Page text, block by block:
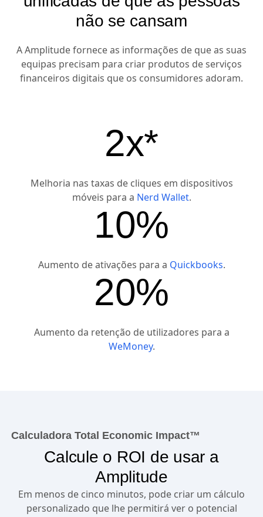
não se cansam
A Amplitude fornece as informações de que as suas
equipas precisam para criar produtos de serviços
financeiros digitais que os consumidores adoram.
2x*
Melhoria nas taxas de cliques em dispositivos
móveis para a Nerd Wallet.
10%
Aumento de ativações para a Quickbooks.
20%
Aumento da retenção de utilizadores para a
WeMoney.
Calculadora Total Economic Impact™
Calcule o ROI de usar a
Amplitude
Em menos de cinco minutos, pode criar um cálculo
personalizado que lhe permitirá ver o potencial